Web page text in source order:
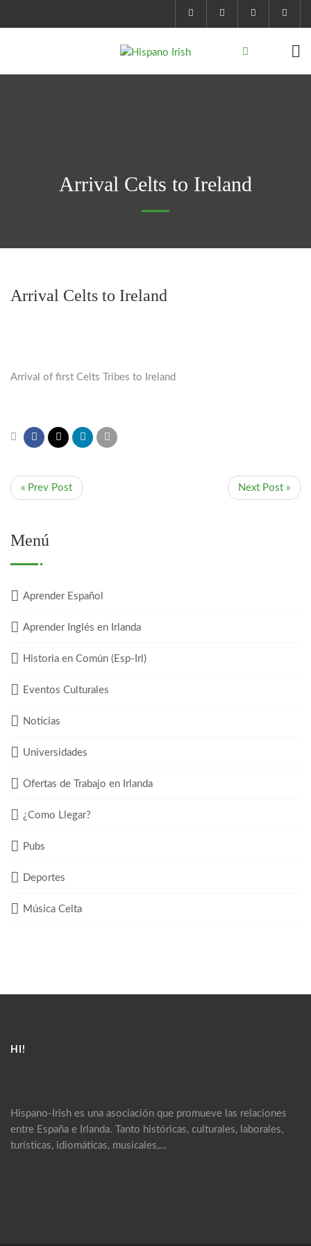
Arrival Celts to Ireland
Arrival Celts to Ireland
Arrival of first Celts Tribes to Ireland
« Prev Post Next Post »
Menú
Aprender Español
Aprender Inglés en Irlanda
Historia en Común (Esp-Irl)
Eventos Culturales
Noticias
Universidades
Ofertas de Trabajo en Irlanda
¿Como Llegar?
Pubs
Deportes
Música Celta
HI!
Hispano-Irish es una asociación que promueve las relaciones
entre España e Irlanda. Tanto históricas, culturales, laborales,
turísticas, idiomáticas, musicales,…